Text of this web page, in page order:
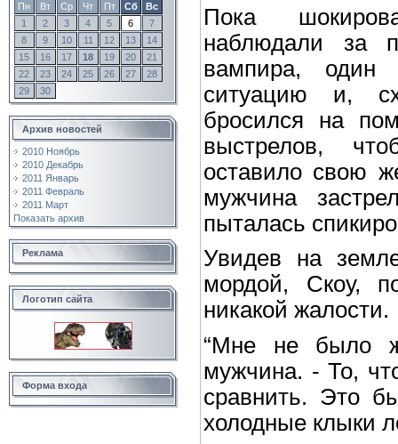
Пн
Вт Ср Чт Пт Сб
Вс
1
2 3 4 5 6
7
8
9 10 11 12 13
14
15
16 17 18 19 20
21
22
23 24 25 26 27
28
29
30
Архив новостей
2010 Ноябрь
2010 Декабрь
2011 Январь
2011 Февраль
2011 Март
Показать архив
Реклама
Логотип сайта
Форма входа
Пока
наблюдали за
вампира, один
ситуацию и,
бросился на
выстрелов,
оставило свою
мужчина
пыталась
Увидев на
мордой, Скоу,
никакой жалости.
“Мне не было
мужчина. - То,
сравнить. Это
холодные клыки